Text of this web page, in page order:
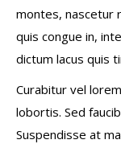
montes, nascetur
quis congue in,
dictum lacus quis
Curabitur vel
lobortis. Sed
Suspendisse at